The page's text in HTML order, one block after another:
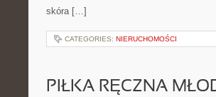
skóra […]
CATEGORIES: NIERUCHOMOŚCI
PIŁKA RĘCZNA